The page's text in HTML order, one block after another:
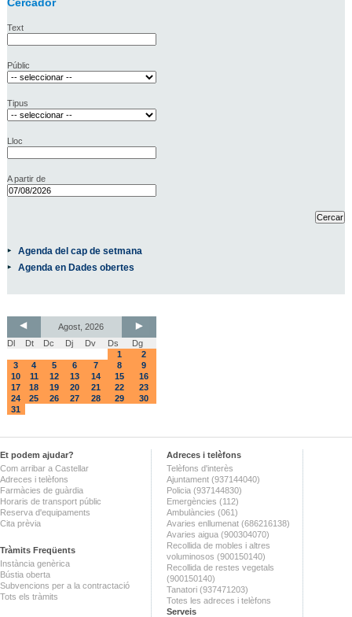
Text
Públic
Tipus
Lloc
A partir de
Agenda del cap de setmana
Agenda en Dades obertes
Agost, 2026
Dl
Dt Dc Dj Dv Ds
Dg
1
2
3
4 5 6 7 8
9
10
11 12 13 14 15
16
17
18 19 20 21 22
23
24
25 26 27 28 29
30
31
Et podem ajudar?
Com arribar a Castellar
Adreces i telèfons
Farmàcies de guàrdia
Horaris de transport públic
Reserva d'equipaments
Cita prèvia
Tràmits Freqüents
Instància genèrica
Bústia oberta
Subvencions per a la contractació
Tots els tràmits
Adreces i telèfons
Telèfons d'interès
Ajuntament (937144040)
Policia (937144830)
Emergències (112)
Ambulàncies (061)
Avaries enllumenat (686216138)
Avaries aigua (900304070)
Recollida de mobles i altres
voluminosos (900150140)
Recollida de restes vegetals
(900150140)
Tanatori (937471203)
Totes les adreces i telèfons
Serveis